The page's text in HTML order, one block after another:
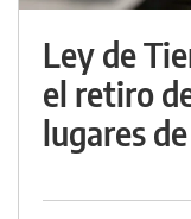
Ley de
el retiro
lugares